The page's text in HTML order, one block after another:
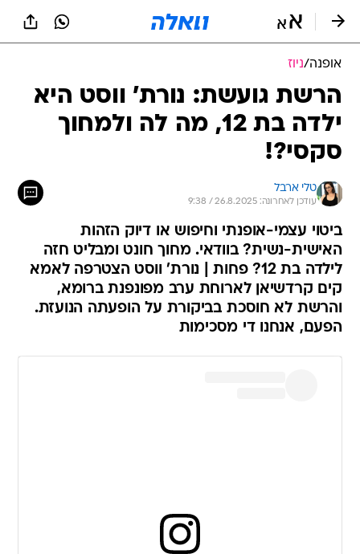
אופנה/ניוז
הרשת גועשת: נורת' ווסט היא
ילדה בת 12, מה לה ולמחוך
סקסי?!
טלי ארבל
עודכן לאחרונה: 26.8.2025 / 9:38
ביטוי עצמי-אופנתי וחיפוש או דיוק הזהות
האישית-נשית? בוודאי. מחוך חונט ומבליט חזה
לילדה בת 12? פחות | נורת' ווסט הצטרפה לאמא
קים קרדשיאן לארוחת ערב מפונפנת ברומא,
והרשת לא חוסכת בביקורת על הופעתה הנועזת.
הפעם, אנחנו די מסכימות